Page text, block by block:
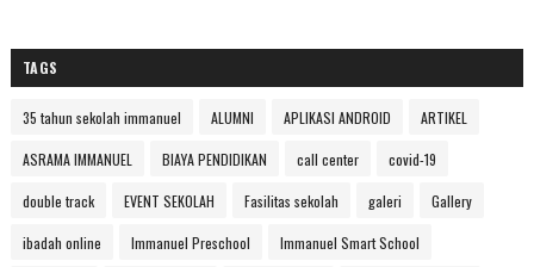
TAGS
35 tahun sekolah immanuel ALUMNI APLIKASI ANDROID ARTIKEL
ASRAMA IMMANUEL BIAYA PENDIDIKAN call center covid-19
double track EVENT SEKOLAH Fasilitas sekolah galeri Gallery
ibadah online Immanuel Preschool Immanuel Smart School